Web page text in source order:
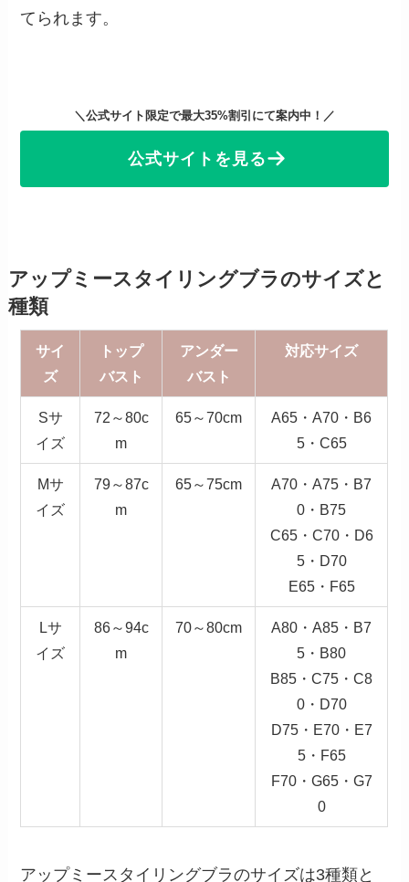
てられます。
＼公式サイト限定で最大35%割引にて案内中！／
公式サイトを見る
アップミースタイリングブラのサイズと
種類
サイ
ズ
トップ
バスト
アンダー
バスト
対応サイズ
Sサ
イズ
72～80c
m
65～70cm
A65・A70・B6
5・C65
Mサ
イズ
79～87c
m
65～75cm
A70・A75・B7
0・B75
C65・C70・D6
5・D70
E65・F65
Lサ
イズ
86～94c
m
70～80cm
A80・A85・B7
5・B80
B85・C75・C8
0・D70
D75・E70・E7
5・F65
F70・G65・G7
0
アップミースタイリングブラのサイズは3種類と